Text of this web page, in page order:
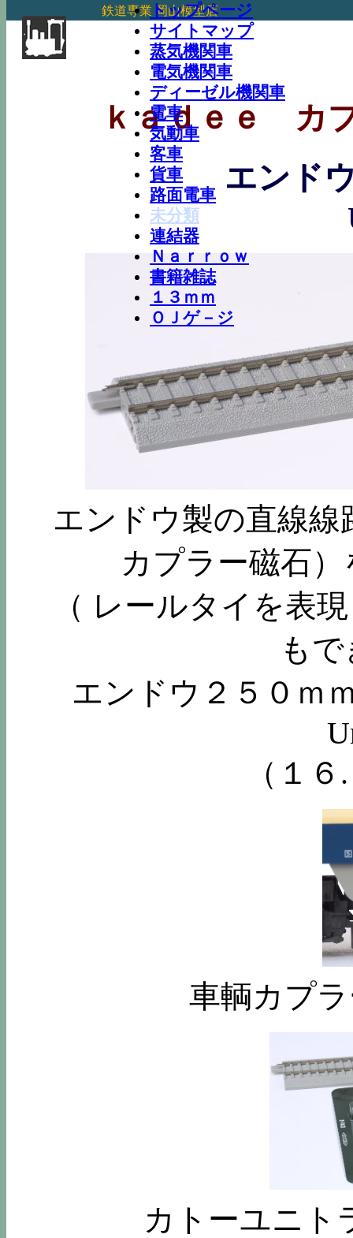
鉄道専業 岡山模型店
ｋａｄｅｅ カ
エンド
エンドウ製の直線
カプラー磁石
（ レールタイを表
も
エンドウ２５０ｍ
（１
車輌カプ
カトーユニト
トップページ
サイトマップ
蒸気機関車
電気機関車
ディーゼル機関車
電車
気動車
客車
貨車
路面電車
未分類
連結器
Ｎａｒｒｏｗ
書籍雑誌
１３ｍｍ
ＯＪゲ－ジ